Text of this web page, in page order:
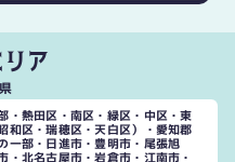
ア
・熱田区・南区・緑区・中区・東
和区・瑞穂区・天白区）・愛知郡
一部・日進市・豊明市・尾張旭
・北名古屋市・岩倉市・江南市・